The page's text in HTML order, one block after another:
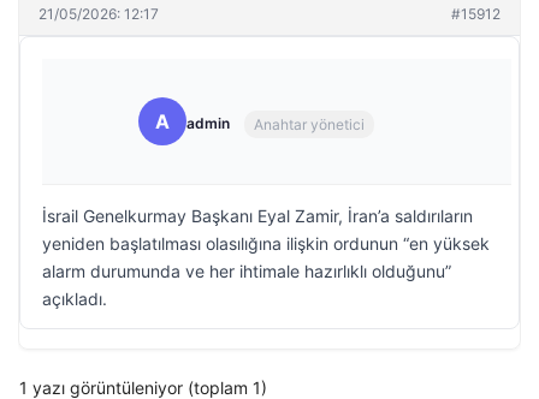
21/05/2026: 12:17 #15912
A admin Anahtar yönetici
İsrail Genelkurmay Başkanı Eyal Zamir, İran’a saldırıların
yeniden başlatılması olasılığına ilişkin ordunun “en yüksek
alarm durumunda ve her ihtimale hazırlıklı olduğunu”
açıkladı.
1 yazı görüntüleniyor (toplam 1)